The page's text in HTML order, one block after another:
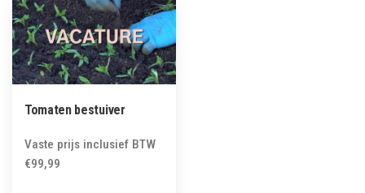
Tomaten bestuiver
Vaste prijs inclusief BTW
€99,99